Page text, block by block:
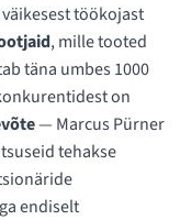
töökojast
, mille tooted
täna umbes 1000
on
— Marcus Pürner
tehakse
endiselt